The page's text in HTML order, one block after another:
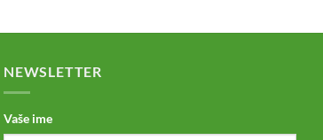
NEWSLETTER
Vaše ime